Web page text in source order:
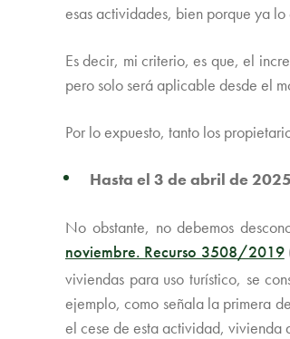
esas actividades, bien porque ya
Es decir, mi criterio, es que, el
pero solo será aplicable desde el
Por lo expuesto, tanto los
Hasta el 3 de abril de 2025
No obstante, no debemos
noviembre. Recurso 3508/2019
viviendas para uso turístico, se
ejemplo, como señala la primera
el cese de esta actividad, vivienda